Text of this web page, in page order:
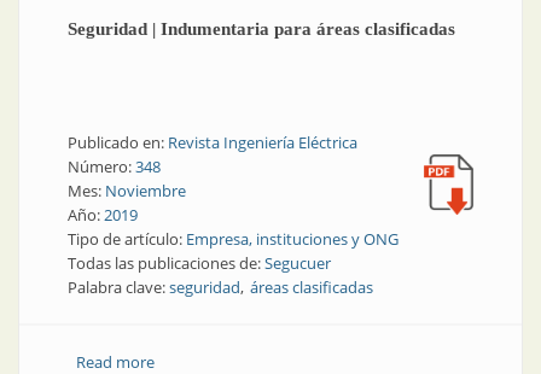
Seguridad | Indumentaria para áreas clasificadas
Publicado en: Revista Ingeniería Eléctrica
Número:348
Mes: Noviembre
Año:2019
Tipo de artículo: Empresa, instituciones y ONG
Todas las publicaciones de:Segucuer
Palabra clave:seguridad áreas clasificadas
Read moreabout Seguridad | Indumentaria para áreas